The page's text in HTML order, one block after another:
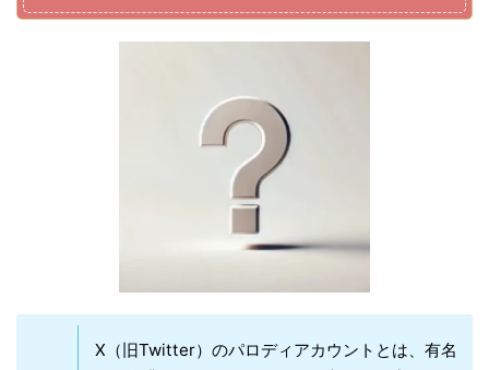
X（旧Twitter）のパロディアカウントとは、有名